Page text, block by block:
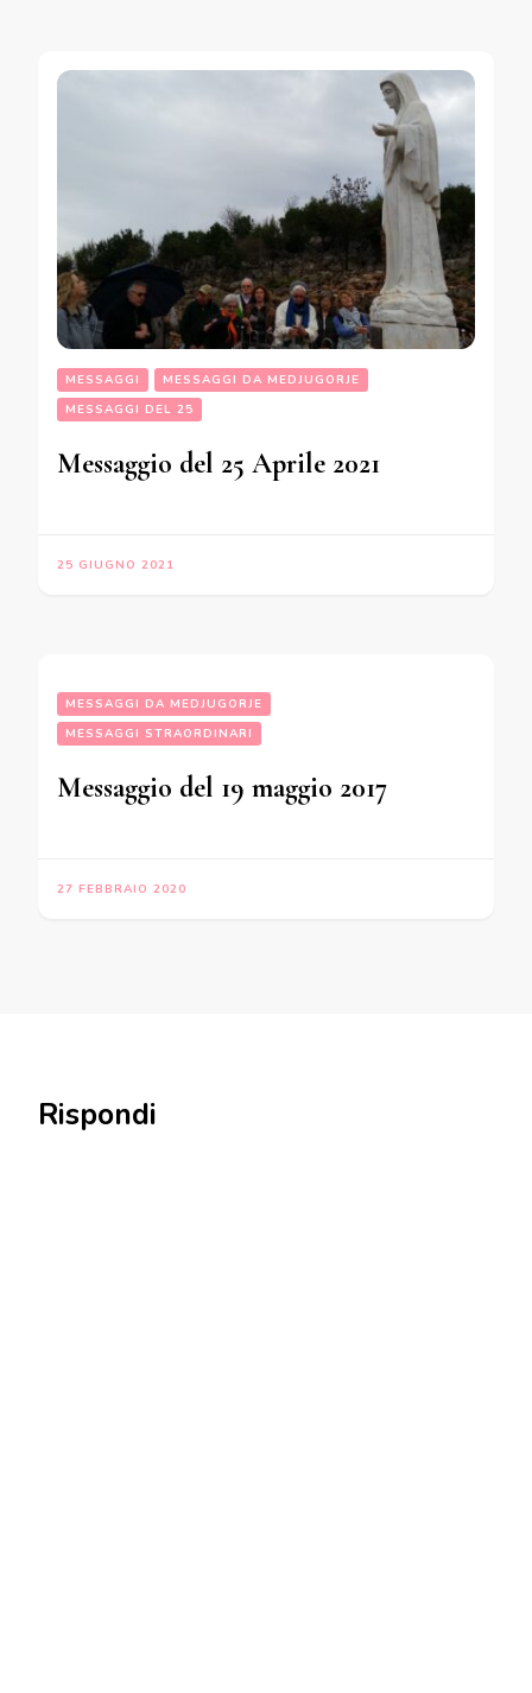
MESSAGGI
MESSAGGI DA MEDJUGORJE
MESSAGGI DEL 25
Messaggio del 25 Aprile 2021
25 GIUGNO 2021
MESSAGGI DA MEDJUGORJE
MESSAGGI STRAORDINARI
Messaggio del 19 maggio 2017
27 FEBBRAIO 2020
Rispondi